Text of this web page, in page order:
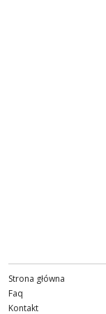
Strona główna
Faq
Kontakt